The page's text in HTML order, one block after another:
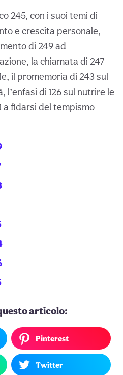
245, con i suoi temi di
e crescita personale,
di 249 ad
la chiamata di 247
il promemoria di 243 sul
di 126 sul nutrire le
a fidarsi del tempismo
articolo:
Pinterest
Twitter